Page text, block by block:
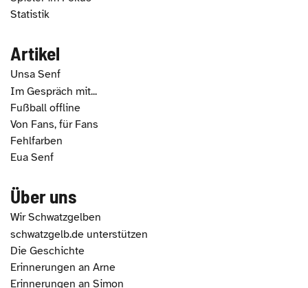
Statistik
Artikel
Unsa Senf
Im Gespräch mit...
Fußball offline
Von Fans, für Fans
Fehlfarben
Eua Senf
Über uns
Wir Schwatzgelben
schwatzgelb.de unterstützen
Die Geschichte
Erinnerungen an Arne
Erinnerungen an Simon